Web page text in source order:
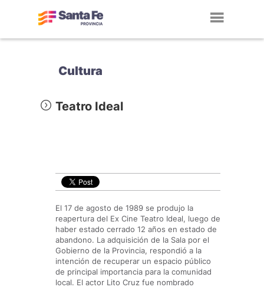
Cultura
Teatro Ideal
El 17 de agosto de 1989 se produjo la
reapertura del Ex Cine Teatro Ideal, luego de
haber estado cerrado 12 años en estado de
abandono. La adquisición de la Sala por el
Gobierno de la Provincia, respondió a la
intención de recuperar un espacio público
de principal importancia para la comunidad
local. El actor Lito Cruz fue nombrado